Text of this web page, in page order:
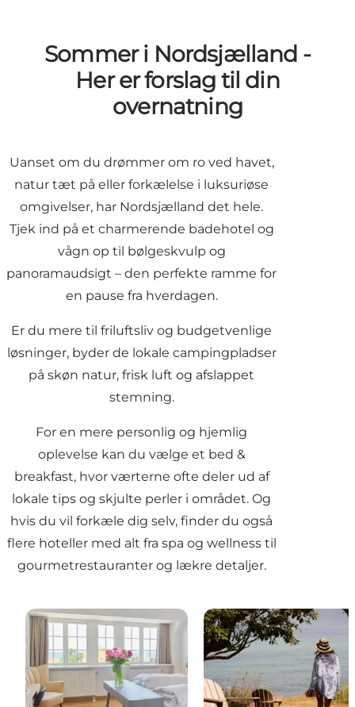
Sommer i Nordsjælland -
Her er forslag til din
overnatning
Uanset om du drømmer om ro ved havet,
natur tæt på eller forkælelse i luksuriøse
omgivelser, har Nordsjælland det hele.
Tjek ind på et charmerende badehotel og
vågn op til bølgeskvulp og
panoramaudsigt – den perfekte ramme for
en pause fra hverdagen.
Er du mere til friluftsliv og budgetvenlige
løsninger, byder de lokale campingpladser
på skøn natur, frisk luft og afslappet
stemning.
For en mere personlig og hjemlig
oplevelse kan du vælge et bed &
breakfast, hvor værterne ofte deler ud af
lokale tips og skjulte perler i området. Og
hvis du vil forkæle dig selv, finder du også
flere hoteller med alt fra spa og wellnesstil
gourmetrestauranter og lækre detaljer.